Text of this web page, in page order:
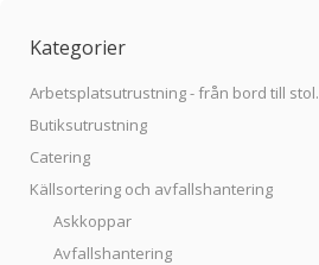
väljas
på
Kategorier
Arbetsplatsutrustning - från bord till stol.
Butiksutrustning
Catering
Källsortering och avfallshantering
Askkoppar
Avfallshantering